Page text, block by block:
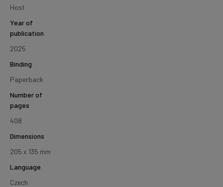
Host
Year of
publication
2025
Binding
Paperback
Number of
pages
408
Dimensions
205 x 135 mm
Language
Czech